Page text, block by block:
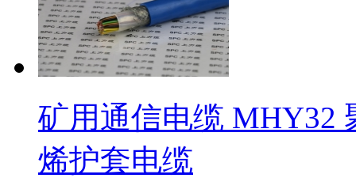
矿用通信电缆 MHY32
烯护套电缆